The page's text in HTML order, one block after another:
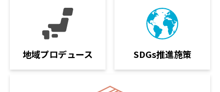
地域プロデュース SDGs推進施策